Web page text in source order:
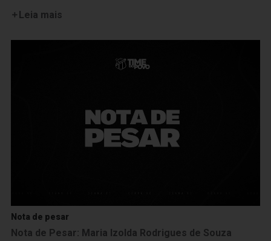
Leia mais
Nota de pesar
Nota de Pesar: Maria Izolda Rodrigues de Souza